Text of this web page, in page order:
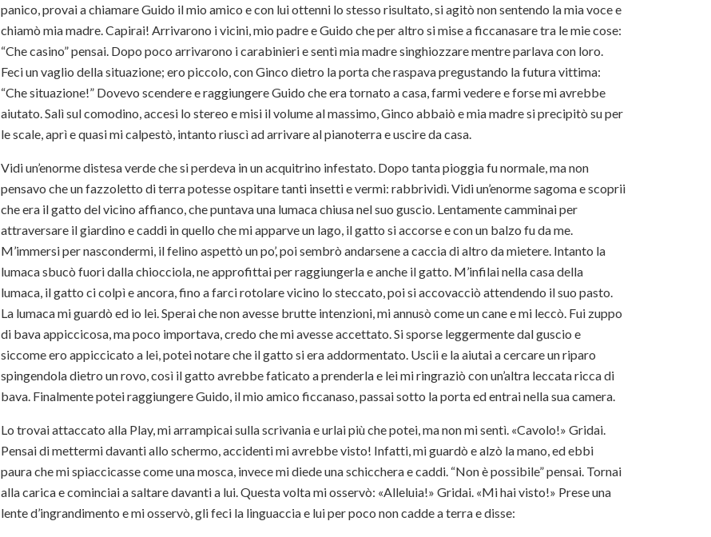
panico, provai a chiamare Guido il mio amico e con lui ottenni lo stesso risultato, si agitò non sentendo la mia voce e
chiamò mia madre. Capirai! Arrivarono i vicini, mio padre e Guido che per altro si mise a ficcanasare tra le mie cose:
“Che casino” pensai. Dopo poco arrivarono i carabinieri e sentì mia madre singhiozzare mentre parlava con loro.
Feci un vaglio della situazione; ero piccolo, con Ginco dietro la porta che raspava pregustando la futura vittima:
“Che situazione!” Dovevo scendere e raggiungere Guido che era tornato a casa, farmi vedere e forse mi avrebbe
aiutato. Salì sul comodino, accesi lo stereo e misi il volume al massimo, Ginco abbaiò e mia madre si precipitò su per
le scale, aprì e quasi mi calpestò, intanto riuscì ad arrivare al pianoterra e uscire da casa.
Vidi un’enorme distesa verde che si perdeva in un acquitrino infestato. Dopo tanta pioggia fu normale, ma non
pensavo che un fazzoletto di terra potesse ospitare tanti insetti e vermi: rabbrividì. Vidi un’enorme sagoma e scoprii
che era il gatto del vicino affianco, che puntava una lumaca chiusa nel suo guscio. Lentamente camminai per
attraversare il giardino e caddi in quello che mi apparve un lago, il gatto si accorse e con un balzo fu da me.
M’immersi per nascondermi, il felino aspettò un po’, poi sembrò andarsene a caccia di altro da mietere. Intanto la
lumaca sbucò fuori dalla chiocciola, ne approfittai per raggiungerla e anche il gatto. M’infilai nella casa della
lumaca, il gatto ci colpì e ancora, fino a farci rotolare vicino lo steccato, poi si accovacciò attendendo il suo pasto.
La lumaca mi guardò ed io lei. Sperai che non avesse brutte intenzioni, mi annusò come un cane e mi leccò. Fui zuppo
di bava appiccicosa, ma poco importava, credo che mi avesse accettato. Si sporse leggermente dal guscio e
siccome ero appiccicato a lei, potei notare che il gatto si era addormentato. Uscii e la aiutai a cercare un riparo
spingendola dietro un rovo, così il gatto avrebbe faticato a prenderla e lei mi ringraziò con un’altra leccata ricca di
bava. Finalmente potei raggiungere Guido, il mio amico ficcanaso, passai sotto la porta ed entrai nella sua camera.
Lo trovai attaccato alla Play, mi arrampicai sulla scrivania e urlai più che potei, ma non mi sentì. «Cavolo!» Gridai.
Pensai di mettermi davanti allo schermo, accidenti mi avrebbe visto! Infatti, mi guardò e alzò la mano, ed ebbi
paura che mi spiaccicasse come una mosca, invece mi diede una schicchera e caddi. “Non è possibile” pensai. Tornai
alla carica e cominciai a saltare davanti a lui. Questa volta mi osservò: «Alleluia!» Gridai. «Mi hai visto!» Prese una
lente d’ingrandimento e mi osservò, gli feci la linguaccia e lui per poco non cadde a terra e disse: